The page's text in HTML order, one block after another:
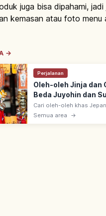
juga bisa dipahami,
kemasan atau foto menu
→
Perjalanan
Oleh-oleh Jinja dan
Beda Juyohin dan
Cari oleh-oleh khas
Kenali perbedaan
Semua area →